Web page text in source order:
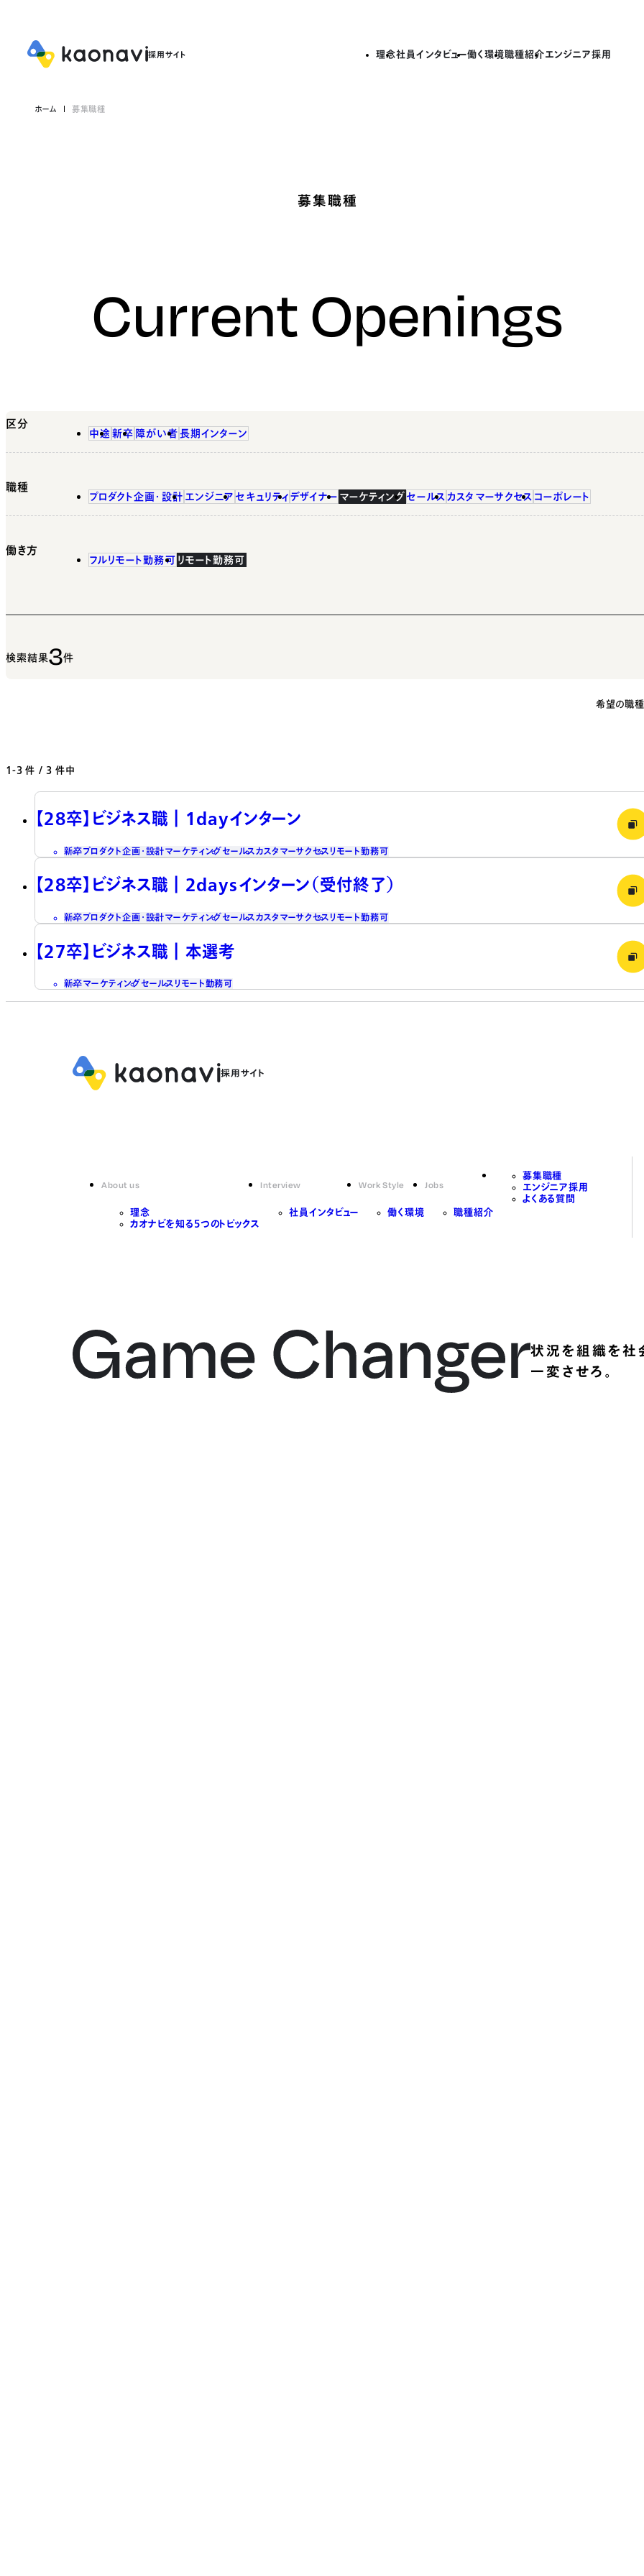
理念社員インタビュー働く環境職種紹介エンジニア採用
ホーム 募集職種
募集職種
Current Openings
区分
中途 新卒 障がい者 長期インターン
職種
プロダクト企画・設計 エンジニア セキュリティ デザイナー マーケティング セールス カスタマーサクセス コーポレート
働き方
フルリモート勤務可 リモート勤務可
検索結果3件
希望の職
1-3 件 / 3 件中
【28卒】ビジネス職┃1dayインターン
新卒プロダクト企画・設計マーケティングセールスカスタマーサクセス リモート勤務可
【28卒】ビジネス職┃2daysインターン（受付終了）
新卒プロダクト企画・設計マーケティングセールスカスタマーサクセス リモート勤務可
【27卒】ビジネス職┃本選考
新卒マーケティングセールス リモート勤務可
About us
理念
カオナビを知る5つのトピックス
Interview
社員インタビュー
Work Style
働く環境
Jobs
職種紹介
募集職種
エンジニア採用
よくある質問
状況を組織を社
一変させろ。